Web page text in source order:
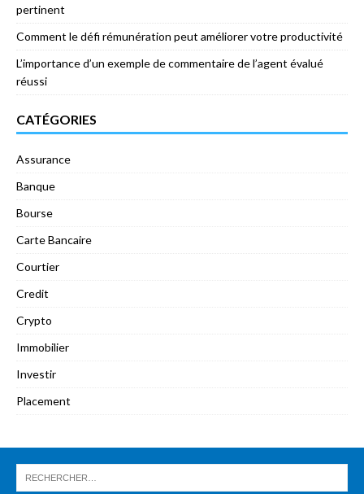
pertinent
Comment le défi rémunération peut améliorer votre productivité
L’importance d’un exemple de commentaire de l’agent évalué
réussi
CATÉGORIES
Assurance
Banque
Bourse
Carte Bancaire
Courtier
Credit
Crypto
Immobilier
Investir
Placement